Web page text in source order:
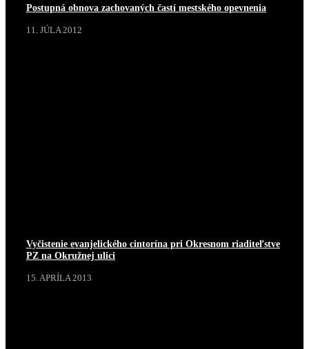
Postupná obnova zachovaných častí mestského opevnenia
11. JÚLA 2012
Vyčistenie evanjelického cintorína pri Okresnom riaditeľstve
PZ na Okružnej ulici
15. APRÍLA 2013